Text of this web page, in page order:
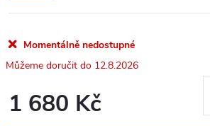
Momentálně nedostupné
12.8.2026
1 680 Kč